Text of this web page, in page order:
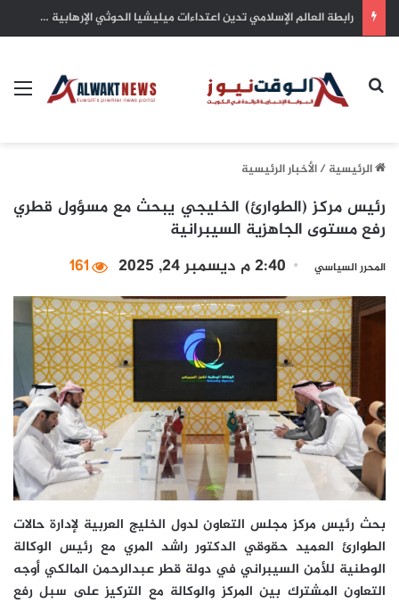
سمو أمير البلاد يهنئ رئيس كوت ديفوار بذكرى الاستقلال لبلاده
بحث عن
الرئيسية/الأخبار الرئيسية
رئيس مركز (الطوارئ) الخليجي يبحث مع مسؤول قطري
رفع مستوى الجاهزية السيبرانية
المحرر السياسي 2:40 م ديسمبر 24, 2025 161
بحث رئيس مركز مجلس التعاون لدول الخليج العربية لإدارة حالات
الطوارئ العميد حقوقي الدكتور راشد المري مع رئيس الوكالة
الوطنية للأمن السيبراني في دولة قطر عبدالرحمن المالكي أوجه
التعاون المشترك بين المركز والوكالة مع التركيز على سبل رفع